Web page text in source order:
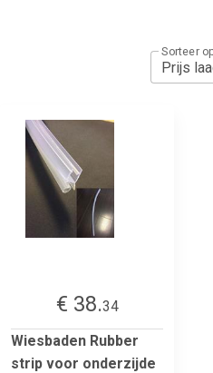
Sorteer
€ 38.34
Wiesbaden Rubber
strip voor onderzijde